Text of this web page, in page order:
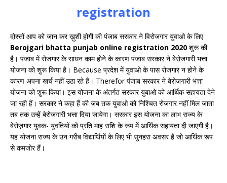
registration
दोस्तों आप को जान कर ख़ुशी होगी की पंजाब सरकार ने विरोजगार युवाओ के लिए
Berojgari bhatta punjab online registration 2020 शुरू की
है। पंजाब में रोजगार के साधन काम होने के कारण पंजाब सरकार ने बेरोजगारी भत्ता
योजना को शुरू किया है। Because प्रदेश में युवाओ के पास रोजगार न होने के
कारण अपना खर्च नहीं उठा रहे हैं। Therefor पंजाब सरकार ने बेरोजगारी भत्ता
योजना को शुरू किया। इस योजना के अंतर्गत सरकार युबाओ को आर्थिक सहायता देने
जा रही हैं। सरकार ने कहा हैं की जब तक युवाओ को निश्चित रोजगार नहीं मिल जाता
तब तक उन्हें बेरोजगारी भत्ता दिया जायेगा। सरकार इस योजना का लाभ राज्य के
बेरोज़गार युवक- युवतियों को प्रति माह राशि के रूप में आर्थिक सहायता दी जाएगी है।
यह योजना राज्य के उन गरीब विद्यार्थियों के लिए भी सुनहरा अवसर है जो आर्थिक रूप
से कमजोर हैं।